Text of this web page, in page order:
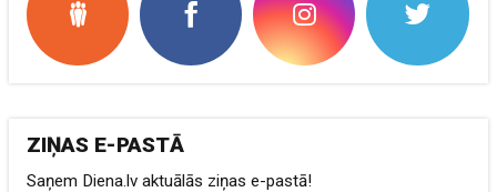
ZIŅAS E-PASTĀ
Saņem Diena.lv aktuālās ziņas e-pastā!